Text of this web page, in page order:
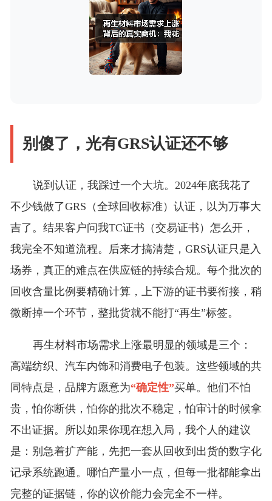
别傻了，光有GRS认证还不够
说到认证，我踩过一个大坑。2024年底我花了
不少钱做了GRS（全球回收标准）认证，以为万事大
吉了。结果客户问我TC证书（交易证书）怎么开，
我完全不知道流程。后来才搞清楚，GRS认证只是入
场券，真正的难点在供应链的持续合规。每个批次的
回收含量比例要精确计算，上下游的证书要衔接，稍
微断掉一个环节，整批货就不能打“再生”标签。
再生材料市场需求上涨最明显的领域是三个：
高端纺织、汽车内饰和消费电子包装。这些领域的共
同特点是，品牌方愿意为“确定性”买单。他们不怕
贵，怕你断供，怕你的批次不稳定，怕审计的时候拿
不出证据。所以如果你现在想入局，我个人的建议
是：别急着扩产能，先把一套从回收到出货的数字化
记录系统跑通。哪怕产量小一点，但每一批都能拿出
完整的证据链，你的议价能力会完全不一样。